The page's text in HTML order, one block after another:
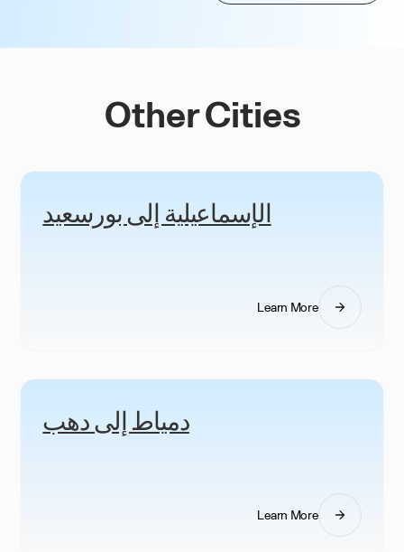
Other Cities
الإسماعيلية إلى بورسعيد
Learn More
دمياط إلى دهب
Learn More